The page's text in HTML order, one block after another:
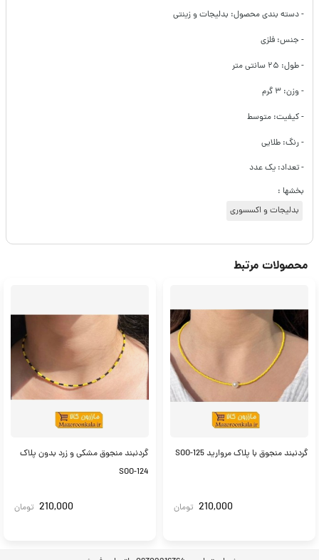
- دسته بندی محصول: بدلیجات و زینتی
- جنس: فلزی
- طول: ۲۵ سانتی متر
- وزن: ۳ گرم
- کیفیت: متوسط
- رنگ: طلایی
- تعداد: یک عدد
بخشها :
بدلیجات و اکسسوری
محصولات مرتبط
گردنبند منجوق با پلاک مروارید SOO-125
210,000 تومان
گردنبند منجوق مشکی و زرد بدون پلاک
SOO-124
210,000 تومان